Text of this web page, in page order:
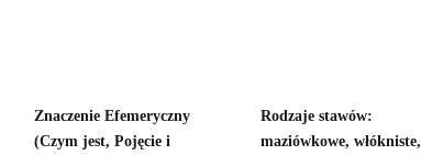
Znaczenie Efemeryczny
(Czym jest, Pojęcie i
Rodzaje stawów:
maziówkowe, włókniste,